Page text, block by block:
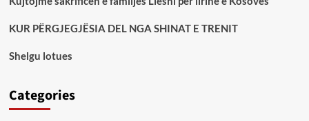
KUR PËRGJEGJËSIA DEL NGA SHINAT E TRENIT
Shelgu lotues
Categories